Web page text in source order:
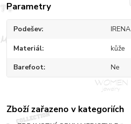
Parametry
Podešev IRENA
Materiál kůže
Barefoot Ne
Zboží zařazeno v kategoriích